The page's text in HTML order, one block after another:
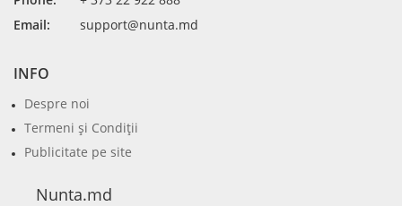
Email:
support@nunta.md
INFO
Despre noi
Termeni şi Condiţii
Publicitate pe site
Nunta.md